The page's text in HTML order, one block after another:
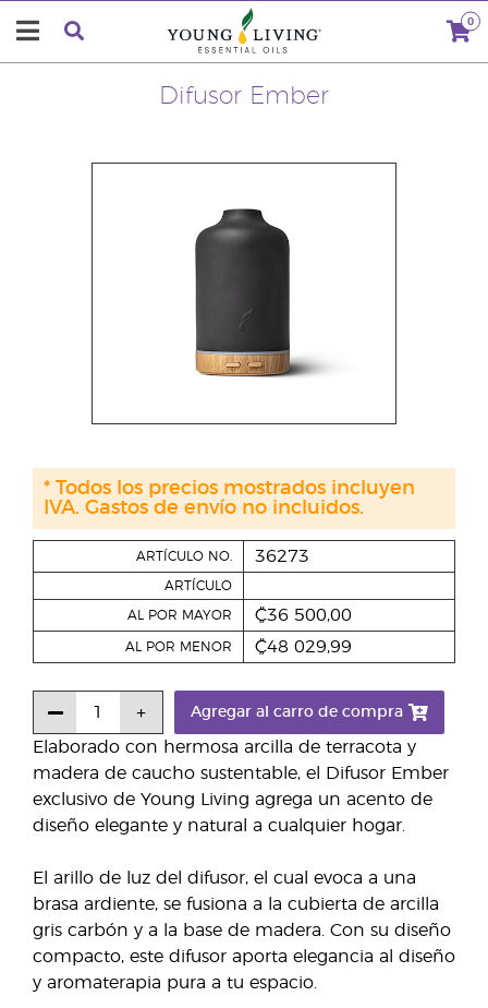
0
Difusor Ember
Elaborado con hermosa arcilla de terracota y
madera de caucho sustentable, el Difusor Ember
exclusivo de Young Living agrega un acento de
diseño elegante y natural a cualquier hogar.
El arillo de luz del difusor, el cual evoca a una
brasa ardiente, se fusiona a la cubierta de arcilla
gris carbón y a la base de madera. Con su diseño
compacto, este difusor aporta elegancia al diseño
y aromaterapia pura a tu espacio.
ARTÍCULO NO. 36273
ARTÍCULO
AL POR MAYOR ₡36 500,00
AL POR MENOR ₡48 029,99
Agregar al carro de compra
* Todos los precios mostrados incluyen
IVA. Gastos de envío no incluidos.